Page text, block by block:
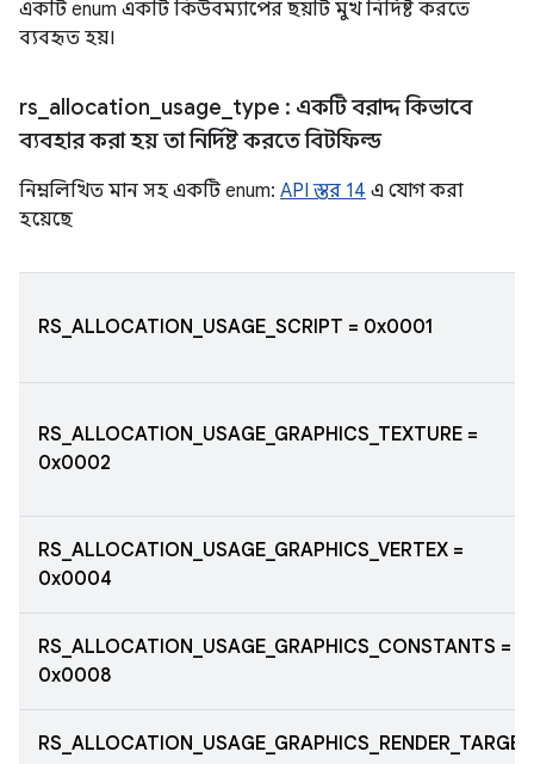
একটি enum একটি কিউবম্যাপের ছয়টি মুখ নির্দিষ্ট করতে
ব্যবহৃত হয়।
rs allocation usage type : একটি বরাদ্দ কিভাবে
ব্যবহার করা হয় তা নির্দিষ্ট করতে বিটফিল্ড
নিম্নলিখিত মান সহ একটি enum: API স্তর 14 এ যোগ করা
হয়েছে
RS_ALLOCATION_USAGE_SCRIPT = 0x0001
RS_ALLOCATION_USAGE_GRAPHICS_TEXTURE =
0x0002
RS_ALLOCATION_USAGE_GRAPHICS_VERTEX =
0x0004
RS_ALLOCATION_USAGE_GRAPHICS_CONSTANTS =
0x0008
RS_ALLOCATION_USAGE_GRAPHICS_RENDER_TARGET